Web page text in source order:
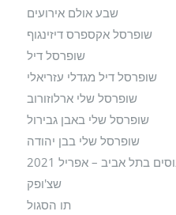
שבע אולם אירועים
שופרסל אקספרס דיזינגוף
שופרסל דיל
שופרסל דיל מגדלי עזריאלי
שופרסל שלי ארלוזורוב
שופרסל שלי באבן גבירול
שופרסל שלי בבן יהודה
בתל אביב – אפריל 2021
שצ'ופק
תו הסגול